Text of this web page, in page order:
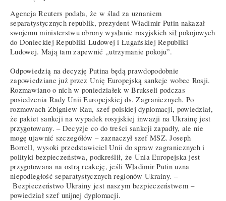
Agencja Reuters podała, że w ślad za uznaniem
separatystycznych republik, prezydent Władimir Putin nakazał
swojemu ministerstwu obrony wysłanie rosyjskich sił pokojowych
do Donieckiej Republiki Ludowej i Ługańskiej Republiki
Ludowej. Mają tam zapewnić „utrzymanie pokoju”.
Odpowiedzią na decyzję Putina będą prawdopodobnie
zapowiedziane już przez Unię Europejską sankcje wobec Rosji.
Rozmawiano o nich w poniedziałek w Brukseli podczas
posiedzenia Rady Unii Europejskiej ds. Zagranicznych. Po
rozmowach Zbigniew Rau, szef polskiej dyplomacji, powiedział,
że pakiet sankcji na wypadek rosyjskiej inwazji na Ukrainę jest
przygotowany. – Decyzje co do treści sankcji zapadły, ale nie
mogę ujawnić szczegółów – zaznaczył szef MSZ. Joseph
Borrell, wysoki przedstawiciel Unii do spraw zagranicznych i
polityki bezpieczeństwa, podkreślił, że Unia Europejska jest
przygotowana na ostrą reakcję, jeśli Władimir Putin uzna
niepodległość separatystycznych regionów Ukrainy. –
Bezpieczeństwo Ukrainy jest naszym bezpieczeństwem –
powiedział szef unijnej dyplomacji.